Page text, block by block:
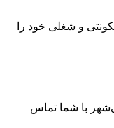
و شغلی خود را
با شما تماس